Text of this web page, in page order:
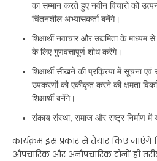
का सम्मान करते हुए नवीन विचारों को
चिंतनशील अभ्यासकर्ता बनेंगे।
शिक्षार्थी नवाचार और उद्यमिता के
के लिए गुणवत्तापूर्ण शोध करेंगे।
शिक्षार्थी सीखने की प्रक्रिया में सूचना एवं
उपकरणों को एकीकृत करने की क्षमता
शिक्षार्थी बनेंगे।
संकाय संस्था, समाज और राष्ट्र निर्माण में
कार्यक्रम इस प्रकार से तैयार किए जाएंगे
औपचारिक और अनौपचारिक दोनों ही